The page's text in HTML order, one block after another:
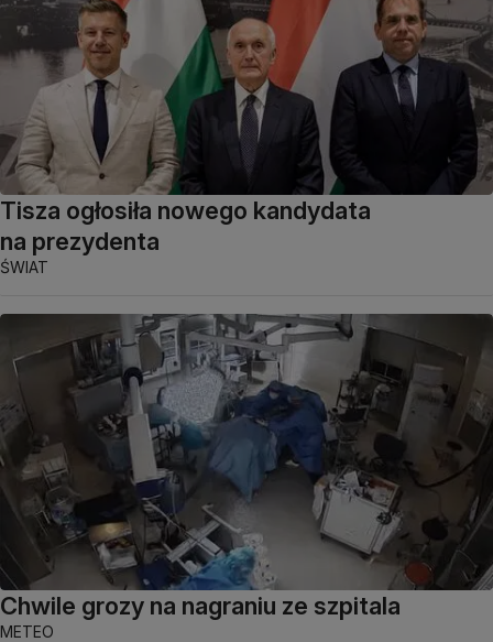
Tisza ogłosiła nowego kandydata
na prezydenta
ŚWIAT
Chwile grozy na nagraniu ze szpitala
METEO